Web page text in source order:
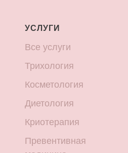
УСЛУГИ
Все услуги
Трихология
Косметология
Диетология
Криотерапия
Превентивная